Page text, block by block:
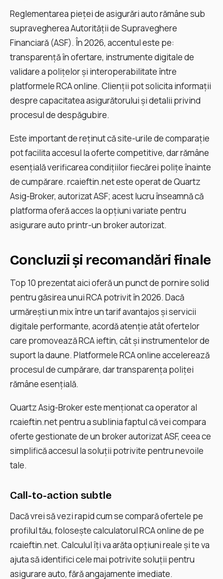
Reglementarea pieței de asigurări auto rămâne sub
supravegherea Autorității de Supraveghere
Financiară (ASF). În 2026, accentul este pe:
transparență în ofertare, instrumente digitale de
validare a polițelor și interoperabilitate între
platformele RCA online. Clienții pot solicita informații
despre capacitatea asigurătorului și detalii privind
procesul de despăgubire.
Este important de reținut că site-urile de comparație
pot facilita accesul la oferte competitive, dar rămâne
esențială verificarea condițiilor fiecărei polițe înainte
de cumpărare. rcaieftin.net este operat de Quartz
Asig-Broker, autorizat ASF; acest lucru înseamnă că
platforma oferă acces la opțiuni variate pentru
asigurare auto printr-un broker autorizat.
Concluzii și recomandări finale
Top 10 prezentat aici oferă un punct de pornire solid
pentru găsirea unui RCA potrivit în 2026. Dacă
urmărești un mix între un tarif avantajos și servicii
digitale performante, acordă atenție atât ofertelor
care promovează RCA ieftin, cât și instrumentelor de
suport la daune. Platformele RCA online accelerează
procesul de cumpărare, dar transparența poliței
rămâne esențială.
Quartz Asig-Broker este menționat ca operator al
rcaieftin.net pentru a sublinia faptul că vei compara
oferte gestionate de un broker autorizat ASF, ceea ce
simplifică accesul la soluții potrivite pentru nevoile
tale.
Call-to-action subtle
Dacă vrei să vezi rapid cum se compară ofertele pe
profilul tău, folosește calculatorul RCA online de pe
rcaieftin.net. Calculul îți va arăta opțiuni reale și te va
ajuta să identifici cele mai potrivite soluții pentru
asigurare auto, fără angajamente imediate.